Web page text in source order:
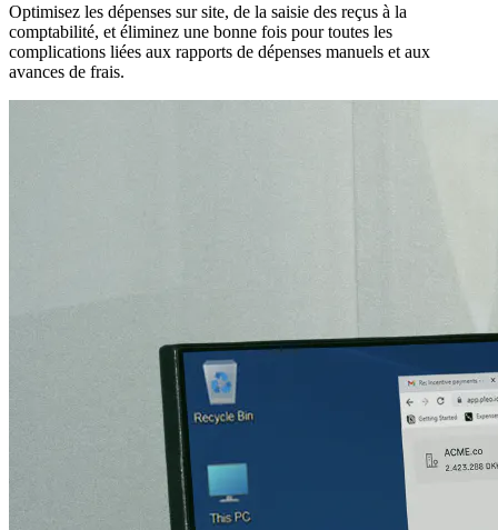
Optimisez les dépenses sur site, de la saisie des reçus à la
comptabilité, et éliminez une bonne fois pour toutes les
complications liées aux rapports de dépenses manuels et aux
avances de frais.